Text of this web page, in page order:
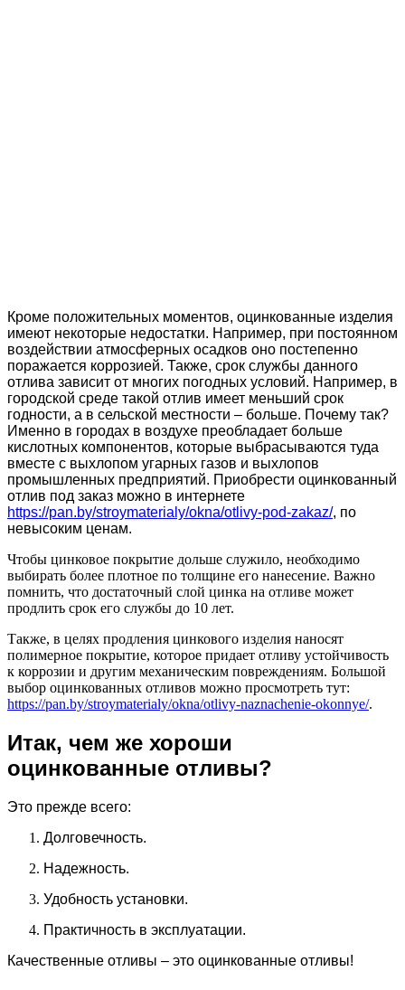
Кроме положительных моментов, оцинкованные изделия
имеют некоторые недостатки. Например, при постоянном
воздействии атмосферных осадков оно постепенно
поражается коррозией. Также, срок службы данного
отлива зависит от многих погодных условий. Например, в
городской среде такой отлив имеет меньший срок
годности, а в сельской местности – больше. Почему так?
Именно в городах в воздухе преобладает больше
кислотных компонентов, которые выбрасываются туда
вместе с выхлопом угарных газов и выхлопов
промышленных предприятий. Приобрести оцинкованный
отлив под заказ можно в интернете
https://pan.by/stroymaterialy/okna/otlivy-pod-zakaz/, по
невысоким ценам.
Чтобы цинковое покрытие дольше служило, необходимо
выбирать более плотное по толщине его нанесение. Важно
помнить, что достаточный слой цинка на отливе может
продлить срок его службы до 10 лет.
Также, в целях продления цинкового изделия наносят
полимерное покрытие, которое придает отливу устойчивость
к коррозии и другим механическим повреждениям. Большой
выбор оцинкованных отливов можно просмотреть тут:
https://pan.by/stroymaterialy/okna/otlivy-naznachenie-okonnye/.
Итак, чем же хороши
оцинкованные отливы?
Это прежде всего:
Долговечность.
Надежность.
Удобность установки.
Практичность в эксплуатации.
Качественные отливы – это оцинкованные отливы!